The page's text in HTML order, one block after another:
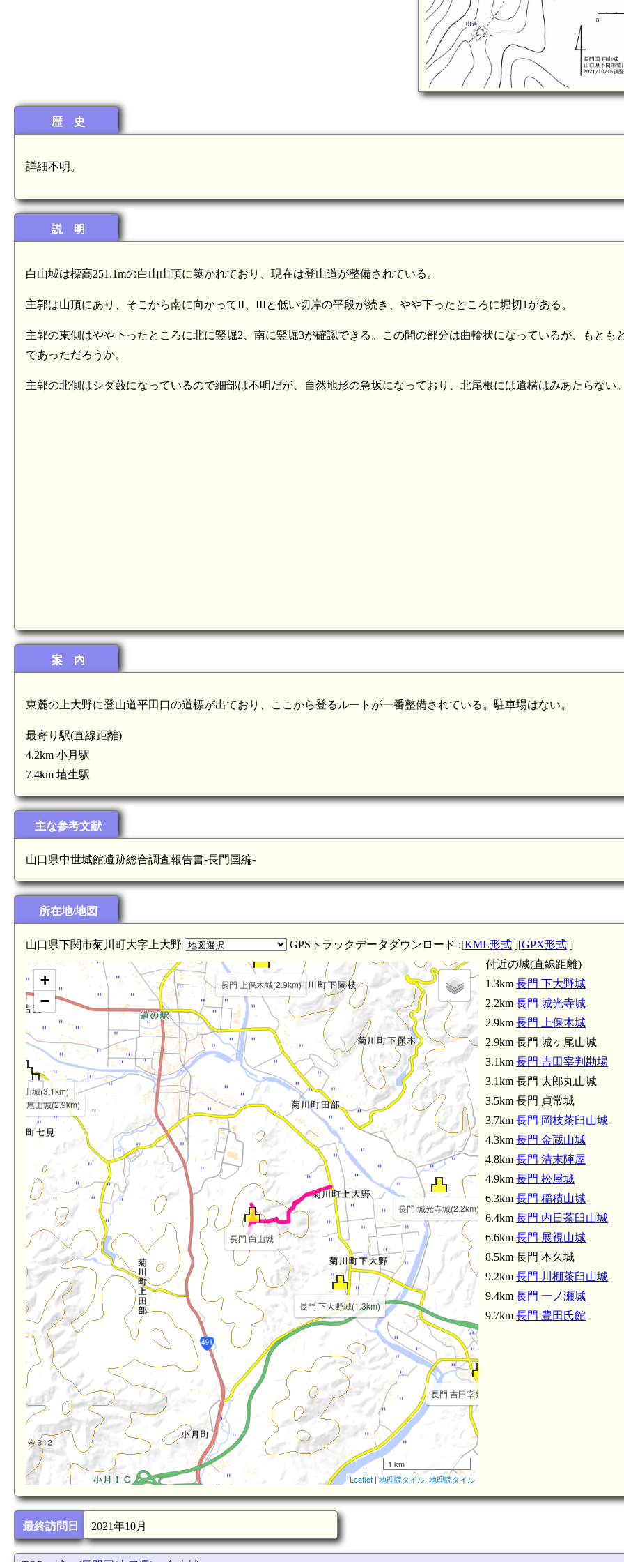
歴 史
詳細不明。
説 明
白山城は標高251.1mの白山山頂に築かれており、現在は登山道が整備されている。
主郭は山頂にあり、そこから南に向かってII、IIIと低い切岸の平段が続き、やや下ったところに堀切1がある。
主郭の東側はやや下ったところに北に竪堀2、南に竪堀3が確認できる。この間の部分は曲輪状になっているが、もとも
であっただろうか。
主郭の北側はシダ藪になっているので細部は不明だが、自然地形の急坂になっており、北尾根には遺構はみあたらない。
案 内
東麓の上大野に登山道平田口の道標が出ており、ここから登るルートが一番整備されている。駐車場はない。
最寄り駅(直線距離)
4.2km 小月駅
7.4km 埴生駅
主な参考文献
山口県中世城館遺跡総合調査報告書-長門国編-
所在地/地図
山口県下関市菊川町大字上大野 GPSトラックデータダウンロード :[KML形式 ][GPX形式 ]
長門 白山城
長門 下大野城(1.3km)
長門 城光寺城(2.2km)
長門 上保木城(2.9km)
城ヶ尾山城(2.9km)
長門 吉田宰判勘場(3.1km)
郎丸山城(3.1km)
長門 貞常城(3.5km)
+
−
1 km
Leaflet |地理院タイル, 地理院タイル
付近の城(直線距離)
1.3km 長門 下大野城
2.2km 長門 城光寺城
2.9km 長門 上保木城
2.9km 長門 城ヶ尾山城
3.1km 長門 吉田宰判勘場
3.1km 長門 太郎丸山城
3.5km 長門 貞常城
3.7km 長門 岡枝茶臼山城
4.3km 長門 金蔵山城
4.8km 長門 清末陣屋
4.9km 長門 松屋城
6.3km 長門 稲積山城
6.4km 長門 内日茶臼山城
6.6km 長門 展視山城
8.5km 長門 本久城
9.2km 長門 川棚茶臼山城
9.4km 長門 一ノ瀬城
9.7km 長門 豊田氏館
最終訪問日 2021年10月